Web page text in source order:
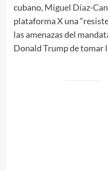
cubano, Miguel Díaz-
plataforma X una
las amenazas del
Donald Trump de tomar